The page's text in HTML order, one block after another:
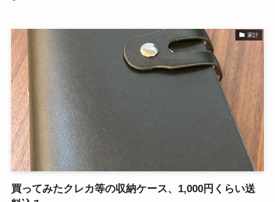
家計
買ってみたクレカ等の収納ケース、1,000円くらい送